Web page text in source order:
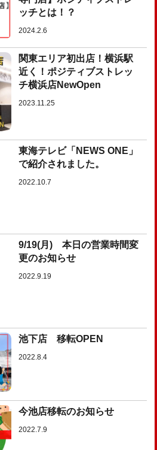
ッチとは！？
2024.2.6
関東エリア初出店！横浜駅
近く！ポジティブストレッ
チ横浜店NewOpen
2023.11.25
東海テレビ「NEWS ONE」
で紹介されました。
2022.10.7
9/19(月) 本日の営業時間変
更のお知らせ
2022.9.19
池下店 移転OPEN
2022.8.4
今池店移転のお知らせ
2022.7.9